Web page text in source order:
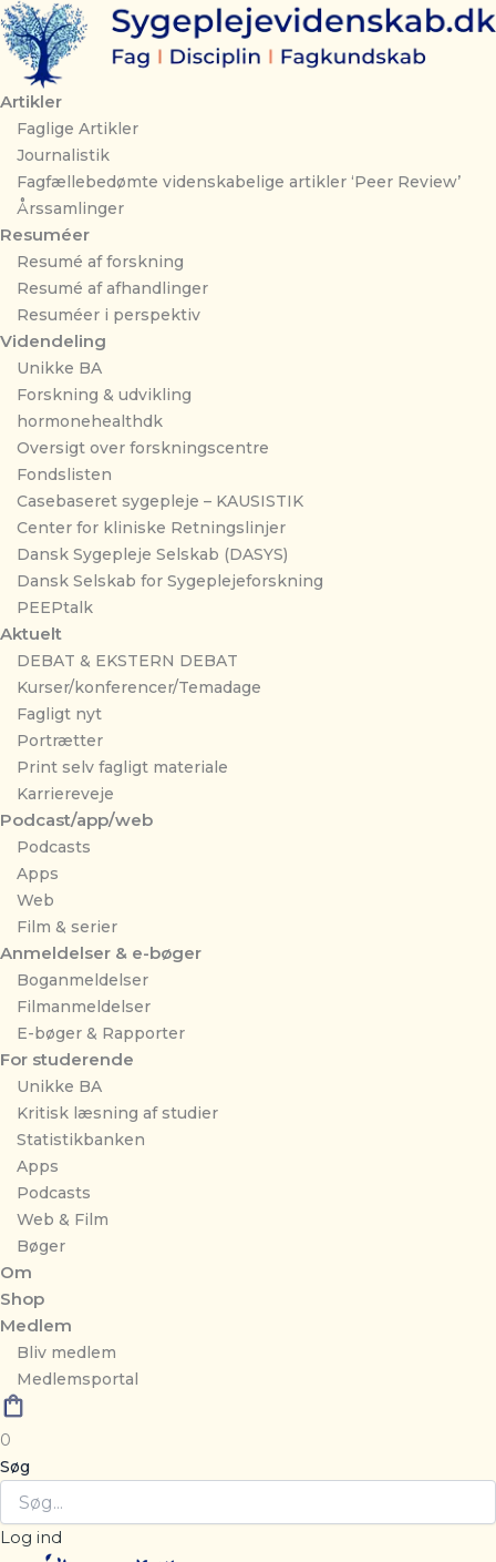
Gå
til
indholdet
Artikler
Faglige Artikler
Journalistik
Fagfællebedømte videnskabelige artikler ‘Peer Review’
Årssamlinger
Resuméer
Resumé af forskning
Resumé af afhandlinger
Resuméer i perspektiv
Videndeling
Unikke BA
Forskning & udvikling
hormonehealthdk
Oversigt over forskningscentre
Fondslisten
Casebaseret sygepleje – KAUSISTIK
Center for kliniske Retningslinjer
Dansk Sygepleje Selskab (DASYS)
Dansk Selskab for Sygeplejeforskning
PEEPtalk
Aktuelt
DEBAT & EKSTERN DEBAT
Kurser/konferencer/Temadage
Fagligt nyt
Portrætter
Print selv fagligt materiale
Karriereveje
Podcast/app/web
Podcasts
Apps
Web
Film & serier
Anmeldelser & e-bøger
Boganmeldelser
Filmanmeldelser
E-bøger & Rapporter
For studerende
Unikke BA
Kritisk læsning af studier
Statistikbanken
Apps
Podcasts
Web & Film
Bøger
Om
Shop
Medlem
Bliv medlem
Medlemsportal
0
Søg
Log ind